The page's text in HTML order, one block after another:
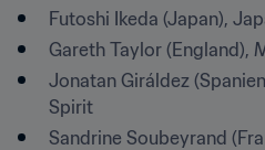
Futoshi Ikeda (Japan),
Gareth Taylor (England),
Jonatan Giráldez
Spirit
Sandrine Soubeyrand